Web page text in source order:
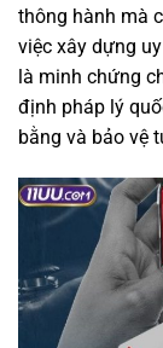
thông hành mà
việc xây dựng
là minh chứng
định pháp lý
bằng và bảo vệ